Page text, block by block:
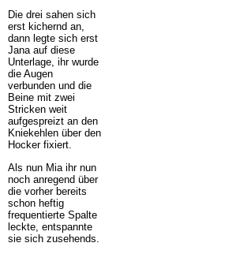
Die drei sahen sich
erst kichernd an,
dann legte sich erst
Jana auf diese
Unterlage, ihr wurde
die Augen
verbunden und die
Beine mit zwei
Stricken weit
aufgespreizt an den
Kniekehlen über den
Hocker fixiert.
Als nun Mia ihr nun
noch anregend über
die vorher bereits
schon heftig
frequentierte Spalte
leckte, entspannte
sie sich zusehends.